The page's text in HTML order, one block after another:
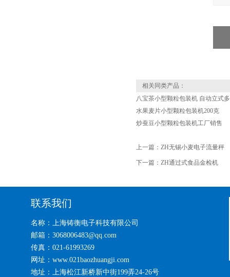
相关同类产品：
八宝茶小型颗粒包装机 自动立式
水果麦片小型颗粒包装机200克
炒蚕豆小型颗粒包装机工厂销售
上一篇： ZH无锡小麦电子流量秤
下一篇： ZH通过式食品金检机
联系我们
名称：上海铸衡电子科技有限公司
邮箱：3068006483@qq.com
传真：021-61993269
网址：www.021baozhuangji.com
地址：上海松江新桥新中街199弄24-26号